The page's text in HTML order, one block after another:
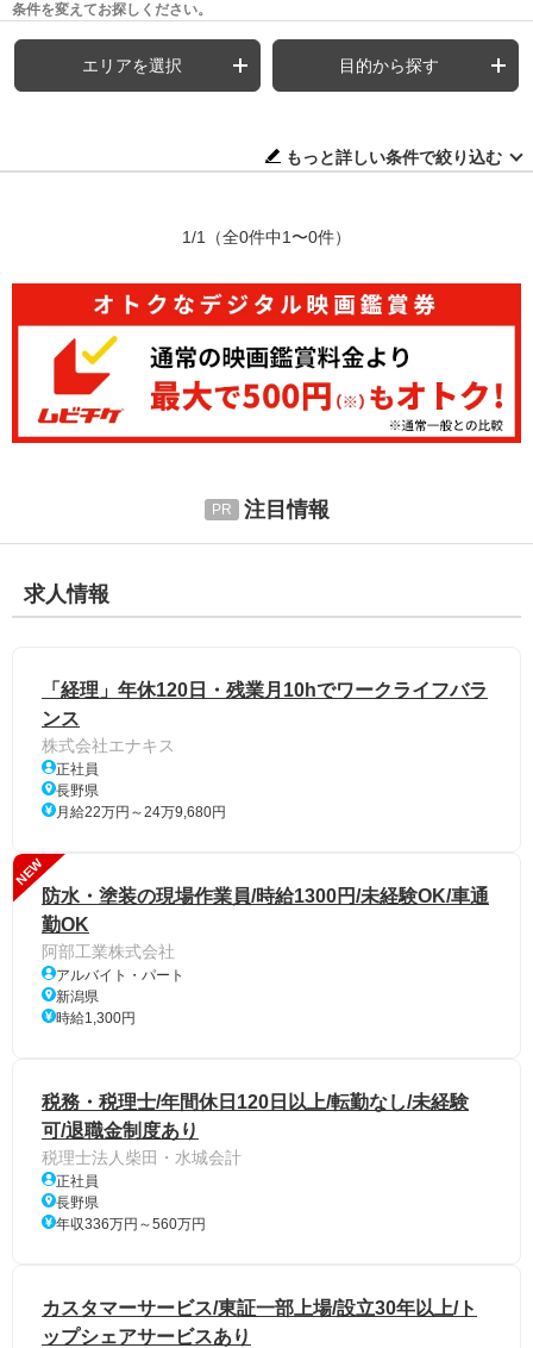
条件を変えてお探しください。
エリアを選択 目的から探す
もっと詳しい条件で絞り込む
1/1 （全0件中1〜0件）
注目情報
求人情報
「経理」年休120日・残業月10hでワークライフバラ
ンス
株式会社エナキス
正社員
長野県
月給22万円～24万9,680円
NEW
防水・塗装の現場作業員/時給1300円/未経験OK/車通
勤OK
阿部工業株式会社
アルバイト・パート
新潟県
時給1,300円
税務・税理士/年間休日120日以上/転勤なし/未経験
可/退職金制度あり
税理士法人柴田・水城会計
正社員
長野県
年収336万円～560万円
カスタマーサービス/東証一部上場/設立30年以上/ト
ップシェアサービスあり